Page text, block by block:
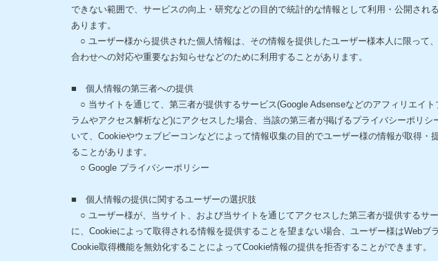
できない範囲で、サービスの向上・研究などの目的で統計的な情報として利用・公開され
あります。
○ ユーザー様から提供された個人情報は、その情報を提供したユーザー様本人に限って
合わせへの対応や重要なお知らせなどのために利用することがあります。
■ 個人情報の第三者への提供
○ 当サイトを通じて、第三者が提供するサービス(Google Adsenseなどのアフィリエイト
ラムやアクセス解析など)にアクセスした場合、当該の第三者が掲げるプライバシーポリシ
いて、Cookieやウェブビーコンなどによって情報収集の目的でユーザー様の情報が取得・
ることがあります。
○ Google プライバシーポリシー
■ 個人情報の提供に関するユーザーの選択肢
○ ユーザー様が、当サイト、および当サイトを通じてアクセスした第三者が提供するサ
に、Cookieによって取得される情報を提供することを望まない場合、ユーザー様はWebブ
Cookie取得機能を無効化することによってCookie情報の提供を拒否することができます。